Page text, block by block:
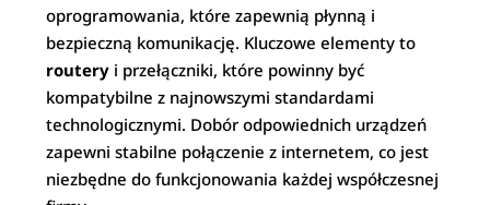
oprogramowania, które zapewnią płynną i
bezpieczną komunikację. Kluczowe elementy to
routery i przełączniki, które powinny być
kompatybilne z najnowszymi standardami
technologicznymi. Dobór odpowiednich urządzeń
zapewni stabilne połączenie z internetem, co jest
niezbędne do funkcjonowania każdej współczesnej